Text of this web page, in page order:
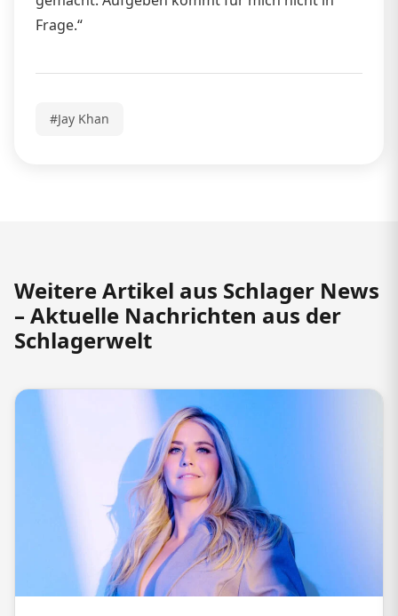
Frage.“
#Jay Khan
Weitere Artikel aus Schlager News
– Aktuelle Nachrichten aus der
Schlagerwelt